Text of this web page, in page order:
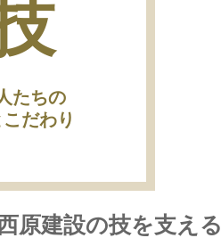
たちの
だわり
原建設の技を支え